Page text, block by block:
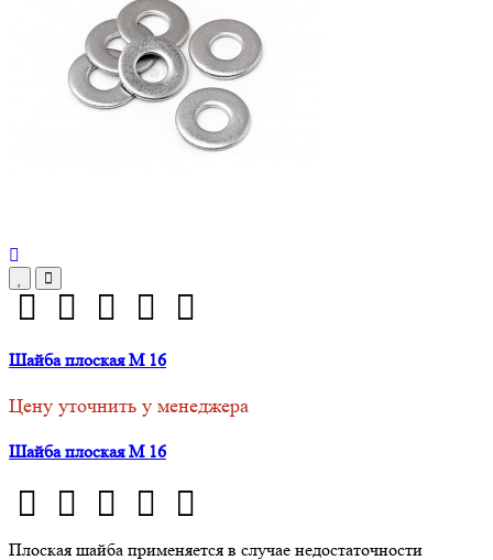
Шайба плоская М 16
Цену уточнить у менеджера
Шайба плоская М 16
Плоская шайба применяется в случае недостаточности